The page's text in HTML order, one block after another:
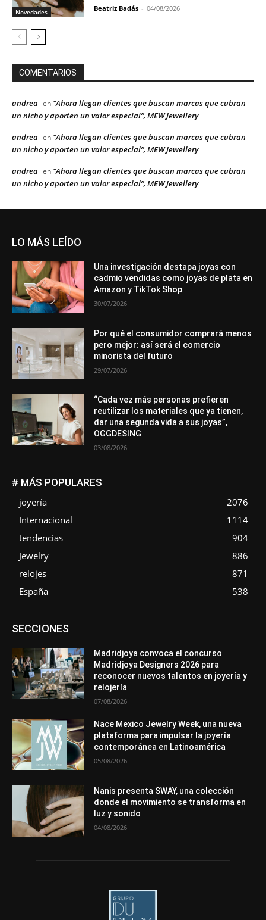
Novedades Beatriz Badás - 04/08/2026
COMENTARIOS
andrea en “Ahora llegan clientes que buscan marcas que cubran
un nicho y aporten un valor especial”, MEW Jewellery
andrea en “Ahora llegan clientes que buscan marcas que cubran
un nicho y aporten un valor especial”, MEW Jewellery
andrea en “Ahora llegan clientes que buscan marcas que cubran
un nicho y aporten un valor especial”, MEW Jewellery
LO MÁS LEÍDO
Una investigación destapa joyas con
cadmio vendidas como joyas de plata en
Amazon y TikTok Shop
30/07/2026
Por qué el consumidor comprará menos
pero mejor: así será el comercio
minorista del futuro
29/07/2026
“Cada vez más personas prefieren
reutilizar los materiales que ya tienen,
dar una segunda vida a sus joyas”,
OGGDESING
03/08/2026
# MÁS POPULARES
joyería
2076
Internacional
1114
tendencias
904
Jewelry
886
relojes
871
España
538
SECCIONESAsociaciones
Entrevistas
Mundo Técnico
Novedades Opiniones
Perspectiva
Premios
Secciones Sin categoría
Más
Madridjoya convoca el concurso
Madridjoya Designers 2026 para
reconocer nuevos talentos en joyería y
relojería
07/08/2026
Nace Mexico Jewelry Week, una nueva
plataforma para impulsar la joyería
contemporánea en Latinoamérica
05/08/2026
Nanis presenta SWAY, una colección
donde el movimiento se transforma en
luz y sonido
04/08/2026